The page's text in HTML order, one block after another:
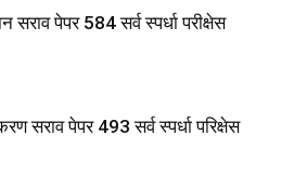
सराव पेपर 584 सर्व स्पर्धा परीक्षेस
सराव पेपर 493 सर्व स्पर्धा परिक्षेस